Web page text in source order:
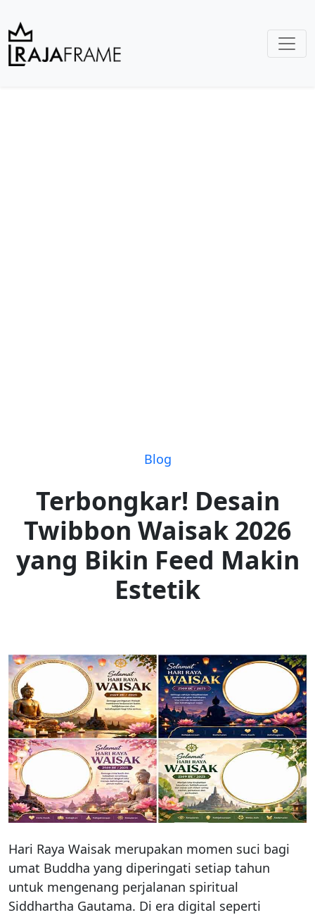
Blog
Terbongkar! Desain
Twibbon Waisak 2026
yang Bikin Feed Makin
Estetik
Hari Raya Waisak merupakan momen suci bagi
umat Buddha yang diperingati setiap tahun
untuk mengenang perjalanan spiritual
Siddhartha Gautama. Di era digital seperti